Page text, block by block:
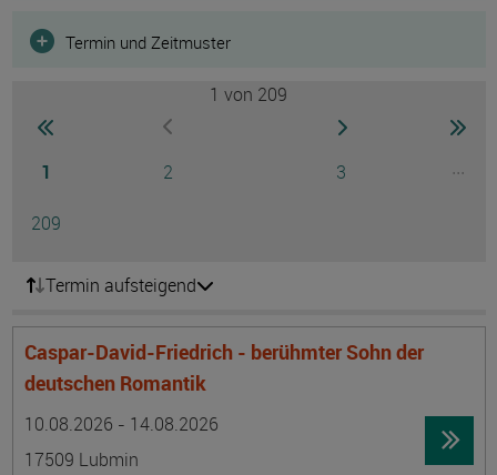
Termin und Zeitmuster
zur ersten Seite wechselnzur vorherigen Seite wechseln
Seite
1 Seite
2 Seite
3
...
Seite
209
Seite
1 von 209
zur nächsten Seite
zur
Termin aufsteigend
Caspar-David-Friedrich - berühmter Sohn der
deutschen Romantik
10.08.2026 - 14.08.2026
17509 Lubmin